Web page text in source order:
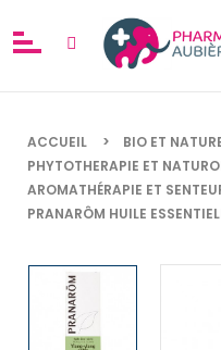
ACCUEIL
BIO ET
PHYTOTHERAPIE ET
AROMATHÉRAPIE ET
PRANARÔM HUILE